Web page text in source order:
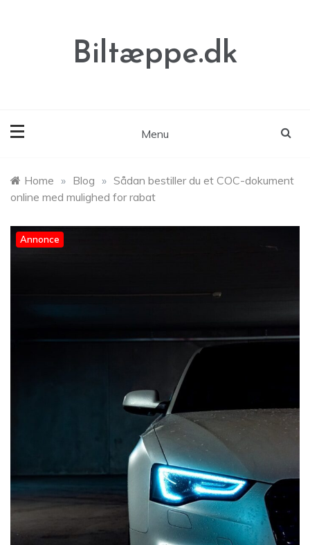
Biltæppe.dk
Menu
Home » Blog » Sådan bestiller du et COC-dokument
online med mulighed for rabat
Annonce